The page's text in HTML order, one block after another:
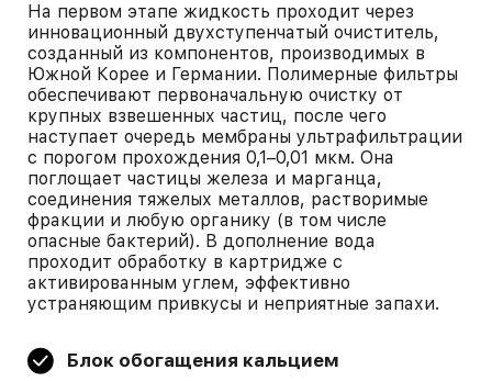
На первом этапе жидкость проходит через
инновационный двухступенчатый очиститель,
созданный из компонентов, производимых в
Южной Корее и Германии. Полимерные фильтры
обеспечивают первоначальную очистку от
крупных взвешенных частиц, после чего
наступает очередь мембраны ультрафильтрации
с порогом прохождения 0,1–0,01 мкм. Она
поглощает частицы железа и марганца,
соединения тяжелых металлов, растворимые
фракции и любую органику (в том числе
опасные бактерий). В дополнение вода
проходит обработку в картридже с
активированным углем, эффективно
устраняющим привкусы и неприятные запахи.
Блок обогащения кальцием